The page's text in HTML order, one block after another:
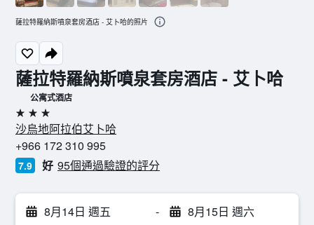
薩拉特羅納斯噴泉套房酒店 - 艾卜哈
公寓式酒店
3星級
沙烏地阿拉伯艾卜哈
+966 172 310 995
7.9 好 95個通過驗證的評分
8月14日 週五 - 8月15日 週六
薩拉特羅納斯噴泉套房酒店 - 艾卜哈的照片